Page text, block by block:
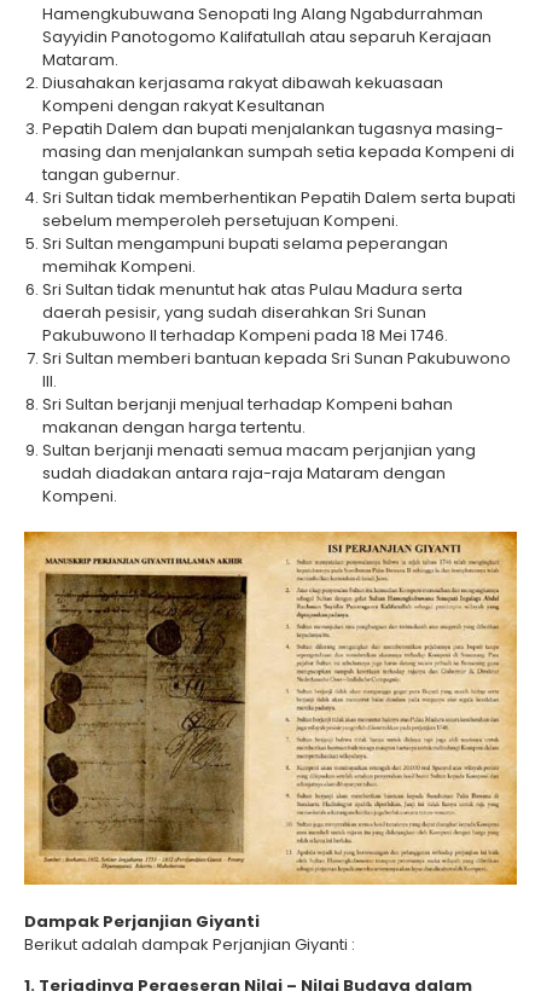
Hamengkubuwana Senopati Ing Alang Ngabdurrahman
Sayyidin Panotogomo Kalifatullah atau separuh Kerajaan
Mataram.
Diusahakan kerjasama rakyat dibawah kekuasaan
Kompeni dengan rakyat Kesultanan
Pepatih Dalem dan bupati menjalankan tugasnya masing-
masing dan menjalankan sumpah setia kepada Kompeni di
tangan gubernur.
Sri Sultan tidak memberhentikan Pepatih Dalem serta bupati
sebelum memperoleh persetujuan Kompeni.
Sri Sultan mengampuni bupati selama peperangan
memihak Kompeni.
Sri Sultan tidak menuntut hak atas Pulau Madura serta
daerah pesisir, yang sudah diserahkan Sri Sunan
Pakubuwono II terhadap Kompeni pada 18 Mei 1746.
Sri Sultan memberi bantuan kepada Sri Sunan Pakubuwono
III.
Sri Sultan berjanji menjual terhadap Kompeni bahan
makanan dengan harga tertentu.
Sultan berjanji menaati semua macam perjanjian yang
sudah diadakan antara raja-raja Mataram dengan
Kompeni.
Dampak Perjanjian Giyanti
Berikut adalah dampak Perjanjian Giyanti :
1. Terjadinya Pergeseran Nilai – Nilai Budaya dalam